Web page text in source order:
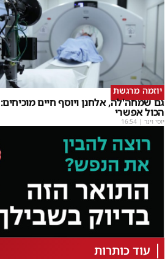
יוזמה מרגשת
גם שמחה'לה, אלחנן ויוסף חיים מוכיחים:
הכול אפשרי
יוסי וינר |
16:54
עוד כותרות